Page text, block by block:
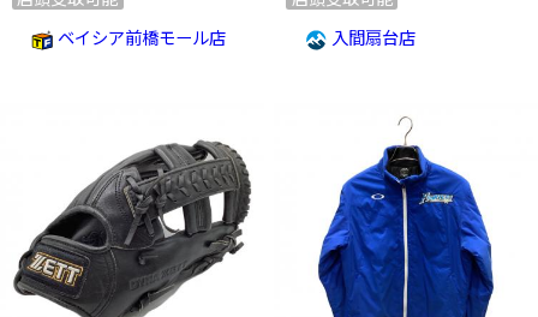
ベイシア前橋モール店
入間扇台店